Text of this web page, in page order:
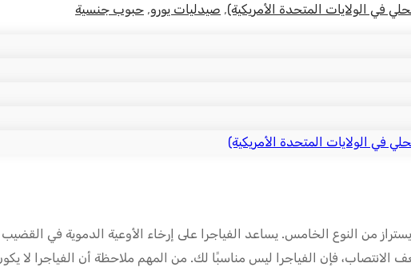
في الولايات المتحدة الأمريكية), صيدليات يورو, حبوب جنسية
في الولايات المتحدة الأمريكية)
من النوع الخامس. يساعد الفياجرا على إرخاء الأوعية الدموية في القضيب
الانتصاب، فإن الفياجرا ليس مناسبًا لك. من المهم ملاحظة أن الفياجرا لا